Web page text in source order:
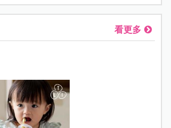
看更多